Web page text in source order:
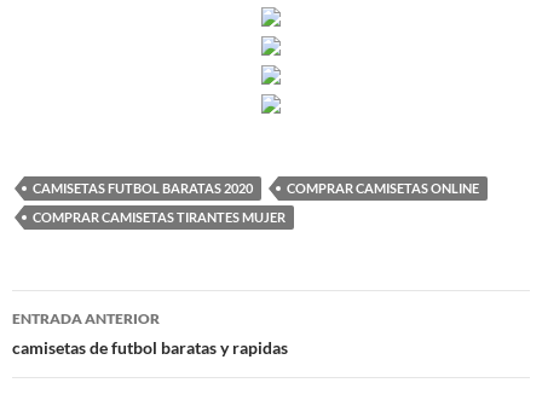
CAMISETAS FUTBOL BARATAS 2020
COMPRAR CAMISETAS ONLINE
COMPRAR CAMISETAS TIRANTES MUJER
Navegación
de
ENTRADA ANTERIOR
camisetas de futbol baratas y rapidas